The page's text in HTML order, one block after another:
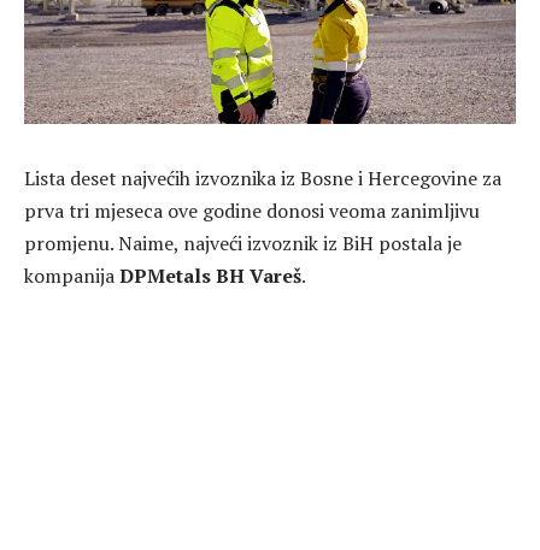
Lista deset najvećih izvoznika iz Bosne i Hercegovine za
prva tri mjeseca ove godine donosi veoma zanimljivu
promjenu. Naime, najveći izvoznik iz BiH postala je
kompanijaDPMetals BH Vareš.